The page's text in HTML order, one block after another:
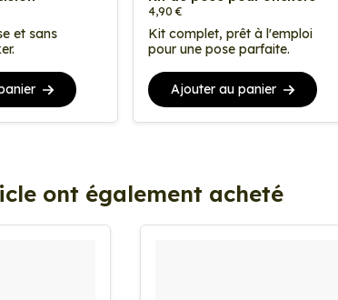
et sans
4,90 €
Kit complet, prêt à l'emploi
pour une pose parfaite.
Ajouter au panier
ont également acheté